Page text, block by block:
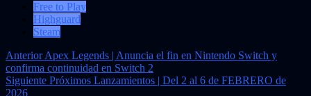
Free to Play
Highguard
Steam
Navegación
de
AnteriorApex Legends | Anuncia el fin en Nintendo Switch y
confirma continuidad en Switch 2
Siguiente Próximos Lanzamientos | Del 2 al 6 de FEBRERO de
2026